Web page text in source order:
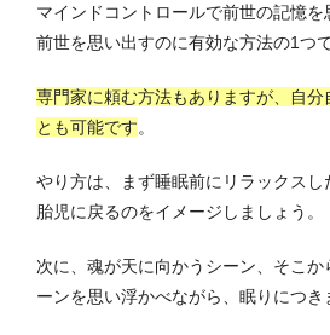
マインドコントロールで前世の記憶を
前世を思い出すのに有効な方法の1つで
専門家に頼む方法もありますが、自分
とも可能です。
やり方は、まず睡眠前にリラックス
胎児に戻るのをイメージしましょう。
次に、魂が天に向かうシーン、そこ
ーンを思い浮かべながら、眠りにつき